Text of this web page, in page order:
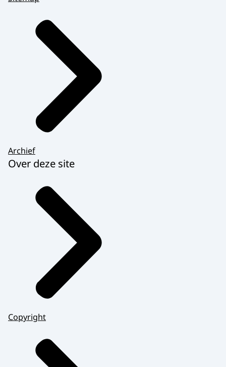
Archief
Over deze site
Copyright